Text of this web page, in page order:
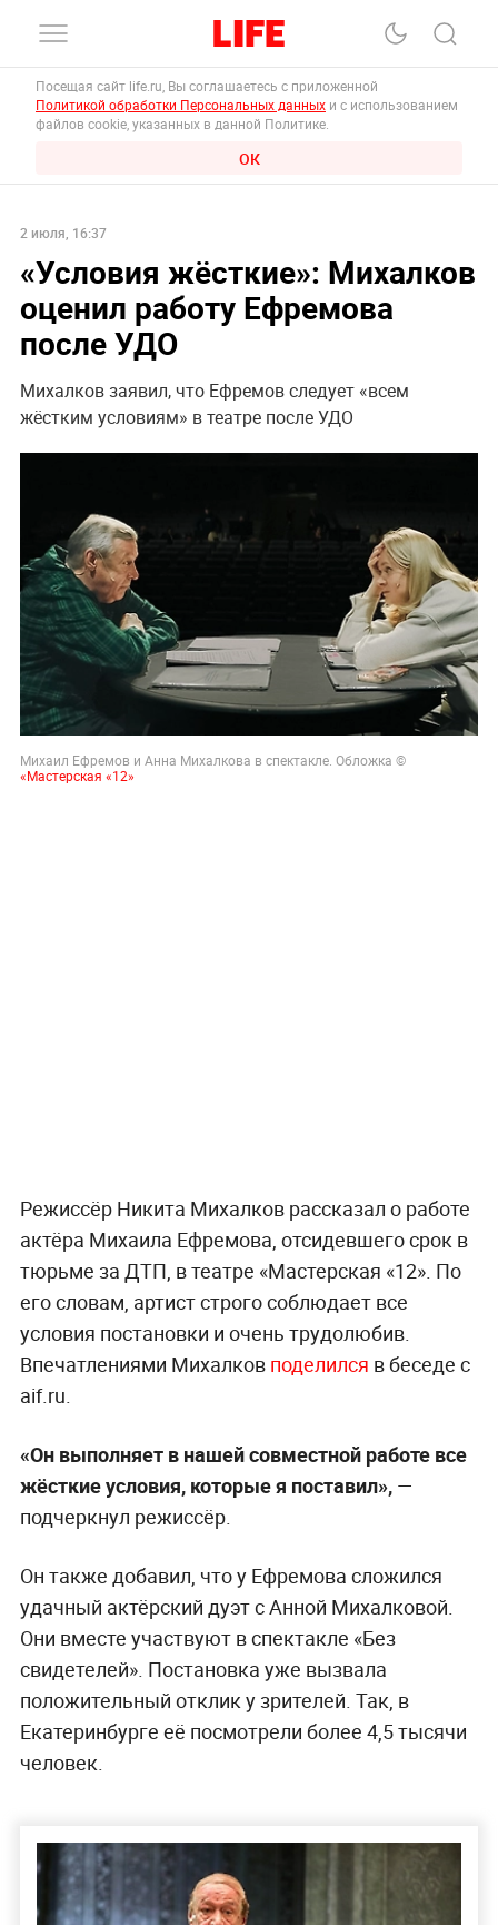
Посещая сайт life.ru, Вы соглашаетесь с приложенной
Политикой обработки Персональных данных и с использованием
файлов cookie, указанных в данной Политике.
ОК
2 июля, 16:37
«Условия жёсткие»: Михалков
оценил работу Ефремова
после УДО
Михалков заявил, что Ефремов следует «всем
жёстким условиям» в театре после УДО
Михаил Ефремов и Анна Михалкова в спектакле. Обложка ©
«Мастерская «12»
Режиссёр Никита Михалков рассказал о работе
актёра Михаила Ефремова, отсидевшего срок в
тюрьме за ДТП, в театре «Мастерская «12». По
его словам, артист строго соблюдает все
условия постановки и очень трудолюбив.
Впечатлениями Михалков поделился в беседе с
aif.ru.
«Он выполняет в нашей совместной работе все
жёсткие условия, которые я поставил», —
подчеркнул режиссёр.
Он также добавил, что у Ефремова сложился
удачный актёрский дуэт с Анной Михалковой.
Они вместе участвуют в спектакле «Без
свидетелей». Постановка уже вызвала
положительный отклик у зрителей. Так, в
Екатеринбурге её посмотрели более 4,5 тысячи
человек.